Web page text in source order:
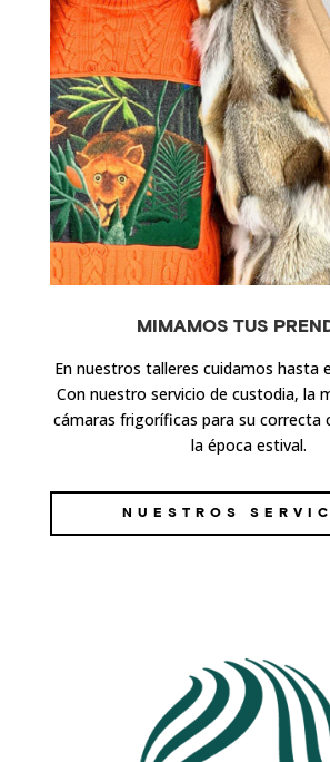
MIMAMOS TUS
En nuestros talleres cuidamos hasta
Con nuestro servicio de custodia, la
cámaras frigoríficas para su correcta
la época estival.
NUESTROS